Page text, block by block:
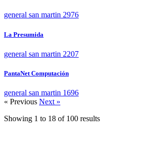
general san martin 2976
La Presumida
general san martin 2207
PantaNet Computación
general san martin 1696
« Previous Next »
Showing 1 to 18 of 100 results